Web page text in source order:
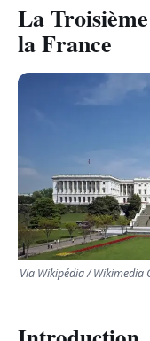
ACTUALITÉ
FEEL GOOD
FAITS DIVERS
TRANSPORTS
ÉCONOMIE
La
la France
Via Wikipédia / Wikimedia